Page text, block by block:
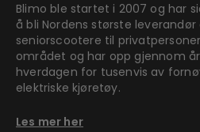
Blimo ble startet i 2007 og har
å bli Nordens største leverandør
seniorscootere til
området og har opp gjennom
hverdagen for tusenvis av
elektriske kjøretøy.
Les mer her